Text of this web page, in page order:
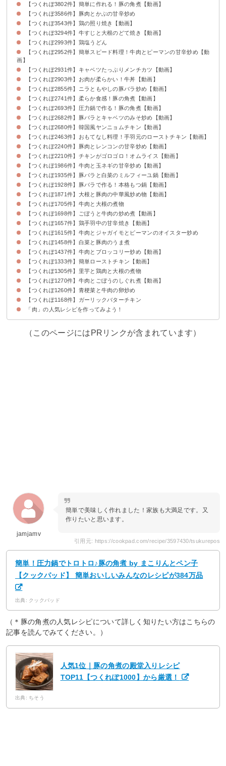
【つくれぽ3802件】簡単に作れる！豚の角煮【動画】
【つくれぽ3586件】豚肉とかぶの甘辛炒め
【つくれぽ3543件】鶏の照り焼き【動画】
【つくれぽ3294件】牛すじと大根のどて焼き【動画】
【つくれぽ2993件】鶏塩うどん
【つくれぽ2952件】簡単スピード料理！牛肉とピーマンの甘辛炒め【動
画】
【つくれぽ2931件】キャベツたっぷりメンチカツ【動画】
【つくれぽ2903件】お肉が柔らかい！牛丼【動画】
【つくれぽ2855件】ニラともやしの豚バラ炒め【動画】
【つくれぽ2741件】柔らか食感！豚の角煮【動画】
【つくれぽ2693件】圧力鍋で作る！豚の角煮【動画】
【つくれぽ2682件】豚バラとキャベツのみそ炒め【動画】
【つくれぽ2680件】韓国風ヤンニョムチキン【動画】
【つくれぽ2463件】おもてなし料理！手羽元のローストチキン【動画】
【つくれぽ2240件】豚肉とレンコンの甘辛炒め【動画】
【つくれぽ2210件】チキンがゴロゴロ！オムライス【動画】
【つくれぽ1986件】牛肉と玉ネギの甘辛炒め【動画】
【つくれぽ1935件】豚バラと白菜のミルフィーユ鍋【動画】
【つくれぽ1928件】豚バラで作る！本格もつ鍋【動画】
【つくれぽ1871件】大根と豚肉の中華風炒め物【動画】
【つくれぽ1705件】牛肉と大根の煮物
【つくれぽ1698件】ごぼうと牛肉の炒め煮【動画】
【つくれぽ1657件】鶏手羽中の甘辛焼き【動画】
【つくれぽ1615件】牛肉とジャガイモとピーマンのオイスター炒め
【つくれぽ1458件】白菜と豚肉のうま煮
【つくれぽ1437件】牛肉とブロッコリー炒め【動画】
【つくれぽ1333件】簡単ローストチキン【動画】
【つくれぽ1305件】里芋と鶏肉と大根の煮物
【つくれぽ1270件】牛肉とごぼうのしぐれ煮【動画】
【つくれぽ1260件】青梗菜と牛肉の卵炒め
【つくれぽ1168件】ガーリックバターチキン
「肉」の人気レシピを作ってみよう！
（このページにはPRリンクが含まれています）
jamjamv
簡単で美味しく作れました！家族も大満足です。又
作りたいと思います。
引用元: https://cookpad.com/recipe/3597430/tsukurepos
簡単！圧力鍋でトロトロ♪豚の角煮 by まこりんとペン子
【クックパッド】 簡単おいしいみんなのレシピが384万品
出典: クックパッド
（＊豚の角煮の人気レシピについて詳しく知りたい方はこちらの
記事を読んでみてください。）
人気1位｜豚の角煮の殿堂入りレシピ
TOP11【つくれぽ1000】から厳選！
出典: ちそう